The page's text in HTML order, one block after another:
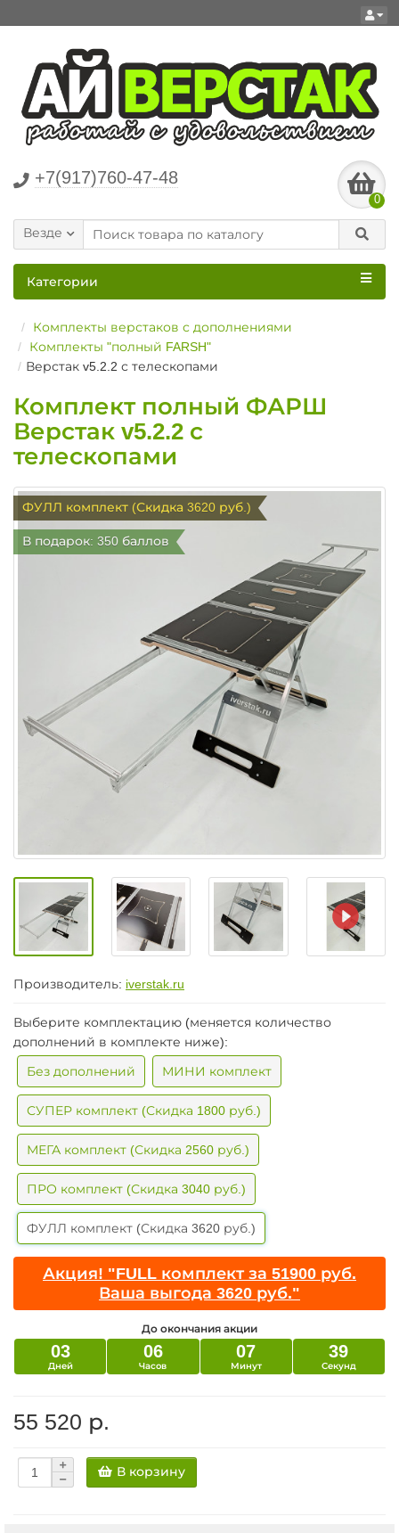
+7(917)760-47-48
0
Везде
Категории
Комплекты верстаков с дополнениями
Комплекты "полный FARSH"
Верстак v5.2.2 с телескопами
Комплект полный ФАРШ
Верстак v5.2.2 с
телескопами
ФУЛЛ комплект (Скидка 3620 руб.)
В подарок: 350 баллов
Производитель: iverstak.ru
Выберите комплектацию (меняется количество
дополнений в комплекте ниже):
Без дополнений МИНИ комплект
СУПЕР комплект (Скидка 1800 руб.)
МЕГА комплект (Скидка 2560 руб.)
ПРО комплект (Скидка 3040 руб.)
ФУЛЛ комплект (Скидка 3620 руб.)
Акция! "FULL комплект за 51900 руб.
Ваша выгода 3620 руб."
До окончания акции
03
Дней
06
Часов
07
Минут
38
Секунд
55 520 р.
В корзину